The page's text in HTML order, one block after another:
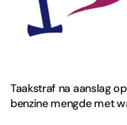
Taakstraf na aanslag
benzine mengde met